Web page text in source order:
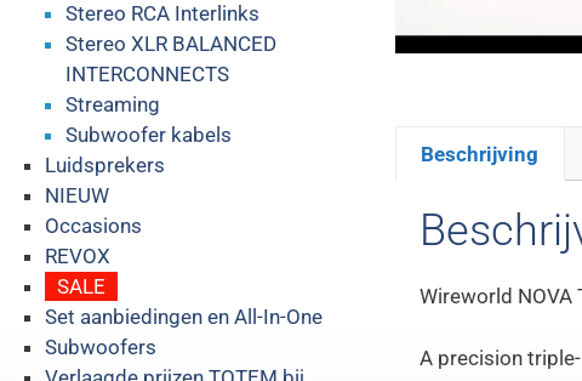
Stereo RCA Interlinks
Stereo XLR BALANCED
INTERCONNECTS
Streaming
Subwoofer kabels
Luidsprekers
NIEUW
Occasions
REVOX
SALE
Set aanbiedingen en All-In-One
Subwoofers
Beschrijving
Wireworld NOVA
A precision